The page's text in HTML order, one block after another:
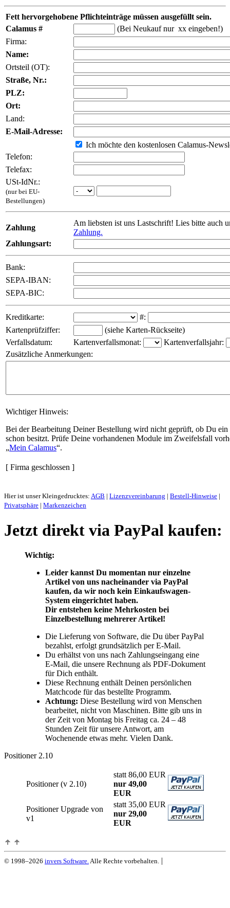
Fett hervorgehobene Pflichteinträge müssen ausgefüllt sein.
Calamus #
(Bei Neukauf nur xx eingeben!)
Firma:
Name:
Ortsteil (OT):
Straße, Nr.:
PLZ:
Ort:
Land:
E-Mail-Adresse:
Ich möchte den kostenlosen Calamus-
Telefon:
Telefax:
USt-IdNr.:
(nur bei EU-
Bestellungen)
Zahlung
Am liebsten ist uns Lastschrift! Lies bitte auch
Zahlung.
Zahlungsart:
Bank:
SEPA-IBAN:
SEPA-BIC:
Kreditkarte:
#:
Kartenprüfziffer:
(siehe Karten-Rückseite)
Verfallsdatum:
Kartenverfallsmonat:
Kartenverfallsjahr:
Zusätzliche Anmerkungen:
Wichtiger Hinweis:
Bei der Bearbeitung Deiner Bestellung wird nicht geprüft, ob Du ein
schon besitzt. Prüfe Deine vorhandenen Module im Zweifelsfall
Mein Calamus .
[ Firma geschlossen ]
Hier ist unser Kleingedrucktes: AGB | Lizenzvereinbarung | Bestell-Hinweise |
Privatsphäre | Markenzeichen
Jetzt direkt via PayPal kaufen:
Wichtig:
Leider kannst Du momentan nur einzelne
Artikel von uns nacheinander via PayPal
kaufen, da wir noch kein Einkaufswagen-
System eingerichtet haben.
Dir entstehen keine Mehrkosten bei
Einzelbestellung mehrerer Artikel!
Die Lieferung von Software, die Du über PayPal
bezahlst, erfolgt grundsätzlich per E-Mail.
Du erhältst von uns nach Zahlungseingang eine
E-Mail, die unsere Rechnung als PDF-Dokument
für Dich enthält.
Diese Rechnung enthält Deinen persönlichen
Matchcode für das bestellte Programm.
Achtung: Diese Bestellung wird von Menschen
bearbeitet, nicht von Maschinen. Bitte gib uns in
der Zeit von Montag bis Freitag ca. 24 – 48
Stunden Zeit für unsere Antwort, am
Wochenende etwas mehr. Vielen Dank.
Positioner 2.10
Positioner (v 2.10)
statt 86,00 EUR
nur 49,00
EUR
Positioner Upgrade von
v1
statt 35,00 EUR
nur 29,00
EUR
© 1998–2026 invers Software.Alle Rechte vorbehalten. |